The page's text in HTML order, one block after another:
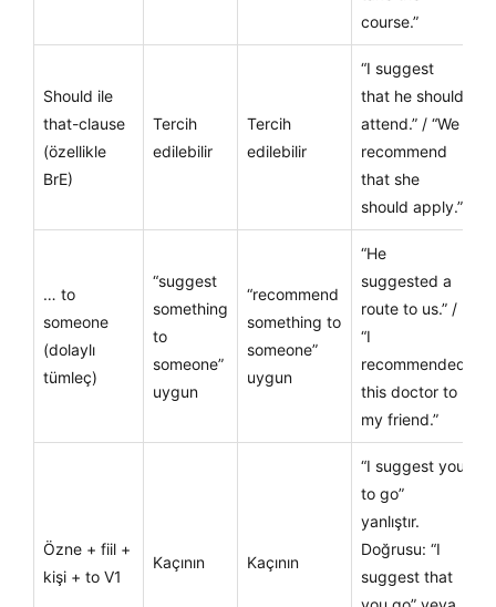
course.”
Should ile
that-clause
(özellikle
BrE)
Tercih
edilebilir
Tercih
edilebilir
“I suggest
that he should
attend.” / “We
recommend
that she
should apply.”
… to
someone
(dolaylı
tümleç)
“suggest
something
to
someone”
uygun
“recommend
something to
someone”
uygun
“He
suggested a
route to us.” /
“I
recommended
this doctor to
my friend.”
Özne + fiil +
kişi + to V1
Kaçının Kaçının
“I suggest you
to go”
yanlıştır.
Doğrusu: “I
suggest that